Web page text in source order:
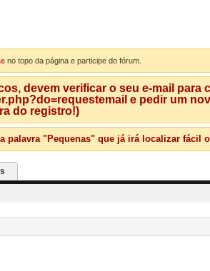
no topo da página e participe do fórum.
devem verificar o seu e-mail para
e pedir um
do registro!)
palavra "Pequenas" que já irá localizar fácil